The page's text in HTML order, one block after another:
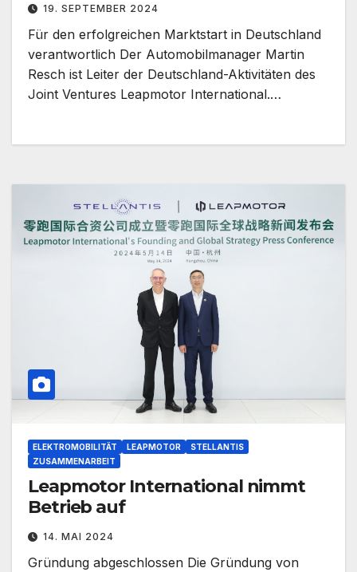
19. SEPTEMBER 2024
Für den erfolgreichen Marktstart in Deutschland
verantwortlich Der Automobilmanager Martin
Resch ist Leiter der Deutschland-Aktivitäten des
Joint Ventures Leapmotor International.…
ELEKTROMOBILITÄT LEAPMOTOR
STELLANTIS
ZUSAMMENARBEIT
Leapmotor International nimmt
Betrieb auf
14. MAI 2024
Gründung abgeschlossen Die Gründung von